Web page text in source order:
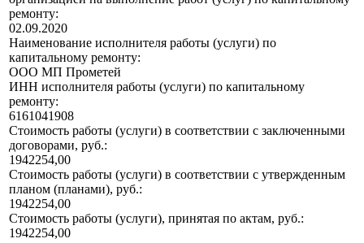
ремонту:
02.09.2020
Наименование исполнителя работы (услуги) по
капитальному ремонту:
ООО МП Прометей
ИНН исполнителя работы (услуги) по капитальному
ремонту:
6161041908
Стоимость работы (услуги) в соответствии с заключенными
договорами, руб.:
1942254,00
Стоимость работы (услуги) в соответствии с утвержденным
планом (планами), руб.:
1942254,00
Стоимость работы (услуги), принятая по актам, руб.:
1942254,00